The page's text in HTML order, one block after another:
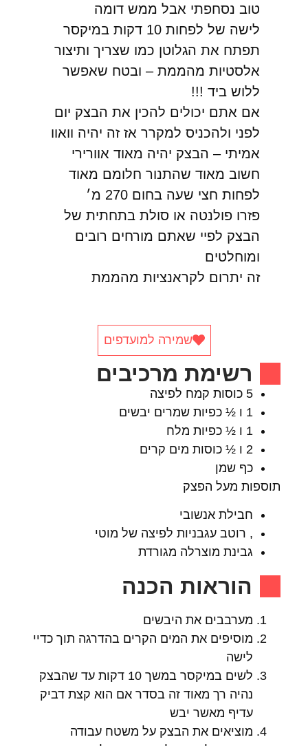
טוב נסחפתי אבל ממש דומה
לישה של לפחות 10 דקות במיקסר
תפתח את הגלוטן כמו שצריך ותיצור
אלסטיות מהממת – ובטח שאפשר
ללוש ביד !!!
אם אתם יכולים להכין את הבצק יום
לפני ולהכניס למקרר אז זה יהיה וואוו
אמיתי – הבצק יהיה מאוד אוורירי
חשוב מאוד שהתנור חלומם מאוד
לפחות חצי שעה בחום 270 מ׳
פזרו פולנטה או סולת בתחתית של
הבצק לפיי שאתם מורחים רובים
ומוחלטים
זה יתרום לקראנציות מהממת
רשימת מרכיבים
שמירה למועדפים
5 כוסות קמח לפיצה
1 ו ½ כפיות שמרים יבשים
1 ו ½ כפיות מלח
2 ו ½ כוסות מים קרים
כף שמן
תוספות מעל הפצק
חבילת אנשובי
, רוטב עגבניות לפיצה של מוטי
גבינת מוצרלה מגורדת
הוראות הכנה
מערבבים את היבשים
מוסיפים את המים הקרים בהדרגה תוך כדיי
לישה
לשים במיקסר במשך 10 דקות עד שהבצק
נהיה רך מאוד זה בסדר אם הוא קצת דביק
עדיף מאשר יבש
מוציאים את הבצק על משטח עבודה